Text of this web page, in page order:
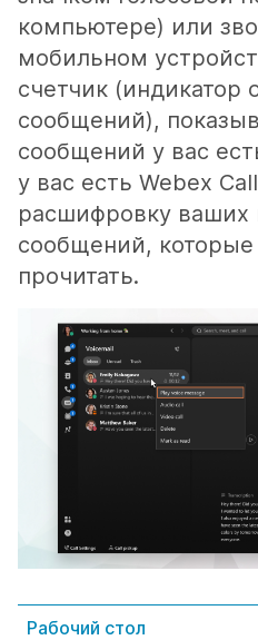
компьютере) или
мобильном
счетчик
сообщений),
сообщений у вас
у вас есть Webex
расшифровку ваших
сообщений,
прочитать.
Рабочий стол